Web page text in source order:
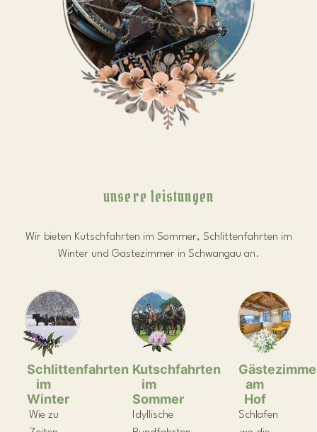
unsere leistungen
Wir bieten Kutschfahrten im Sommer, Schlittenfahrten im
Winter und Gästezimmer in Schwangau an.
Schlittenfahrten
im
Winter
Wie zu
Kutschfahrten
im
Sommer
Idyllische
am
Hof
Schlafen